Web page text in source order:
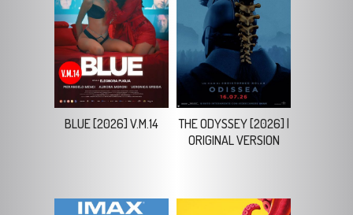
BLUE [2026] V.M.14
THE ODYSSEY [2026] |
ORIGINAL VERSION